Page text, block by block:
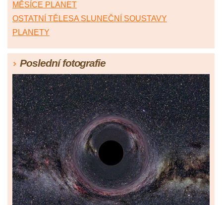
MĚSÍCE PLANET
OSTATNÍ TĚLESA SLUNEČNÍ SOUSTAVY
PLANETY
Poslední fotografie